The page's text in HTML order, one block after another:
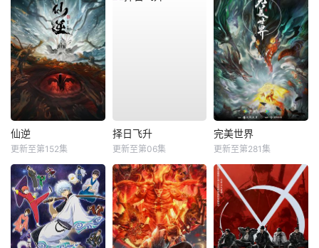
仙逆
更新至第152集
择日飞升
更新至第06集
完美世界
更新至第281集